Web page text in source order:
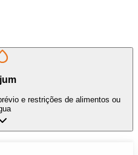
e restrições de alimentos ou